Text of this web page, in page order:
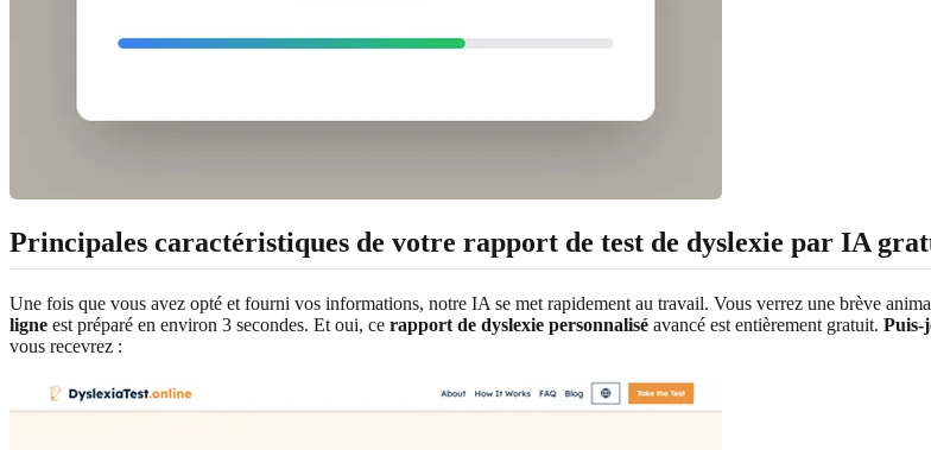
Principales caractéristiques de votre rapport de test de dyslexie par IA
Une fois que vous avez opté et fourni vos informations, notre IA se met rapidement au travail. Vous verrez une brève
ligne est préparé en environ 3 secondes. Et oui, ce rapport de dyslexie personnalisé avancé est entièrement gratuit. Puis-
vous recevrez :